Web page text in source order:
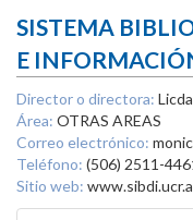
SISTEMA
E
Director o directora:
Área: OTRAS AREAS
Correo electrónico:
Teléfono: (506) 2511-
Sitio web: